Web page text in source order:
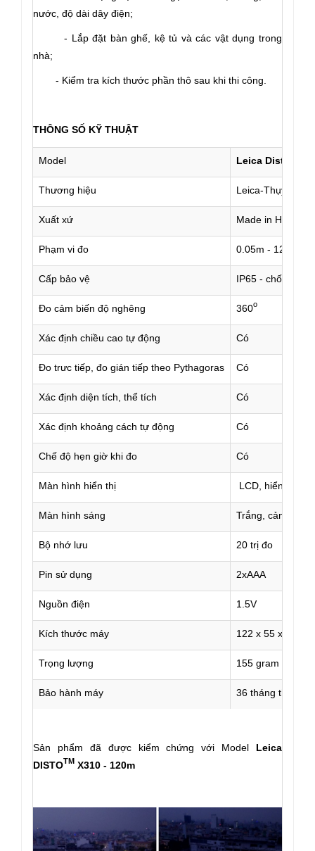
nước, độ dài dây điện;
- Lắp đặt bàn ghế, kệ tủ và các vật dụng trong
nhà;
- Kiểm tra kích thước phần thô sau khi thi công.
THÔNG SỐ KỸ THUẬT
Model Leica Disto
Thương hiệu Leica-Thụy Sĩ
Xuất xứ Made in
Phạm vi đo 0.05m - 120m
Cấp bảo vệ IP65 - chống
Đo cảm biến độ nghêng 360o
Xác định chiều cao tự động Có
Đo trưc tiếp, đo gián tiếp theo Pythagoras Có
Xác định diện tích, thể tích Có
Xác định khoảng cách tự động Có
Chế độ hẹn giờ khi đo Có
Màn hình hiển thị LCD, hiển thị 4
Màn hình sáng Trắng, cảm biến
Bộ nhớ lưu 20 trị đo
Pin sử dụng 2xAAA
Nguồn điện 1.5V
Kích thước máy 122 x 55 x 31
Trọng lượng 155 gram
Bảo hành máy 36 tháng theo
Sản phẩm đã được kiểm chứng với Model Leica
DISTOTM X310 - 120m